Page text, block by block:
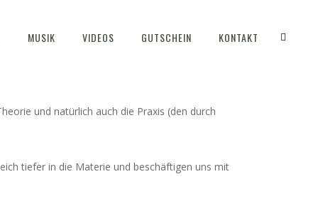
MUSIK VIDEOS GUTSCHEIN KONTAKT
und natürlich auch die Praxis (den durch
tiefer in die Materie und beschäftigen uns mit